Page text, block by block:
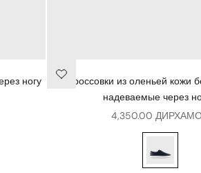
ногу
Кроссовки из оленьей кожи
надеваемые через
Цена продажи
4,350.00
Кроссовки